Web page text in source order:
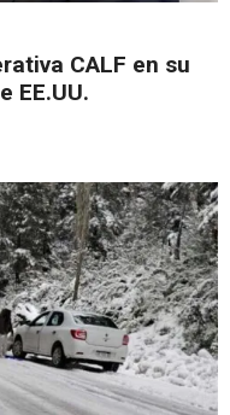
CALF en su
EE.UU.